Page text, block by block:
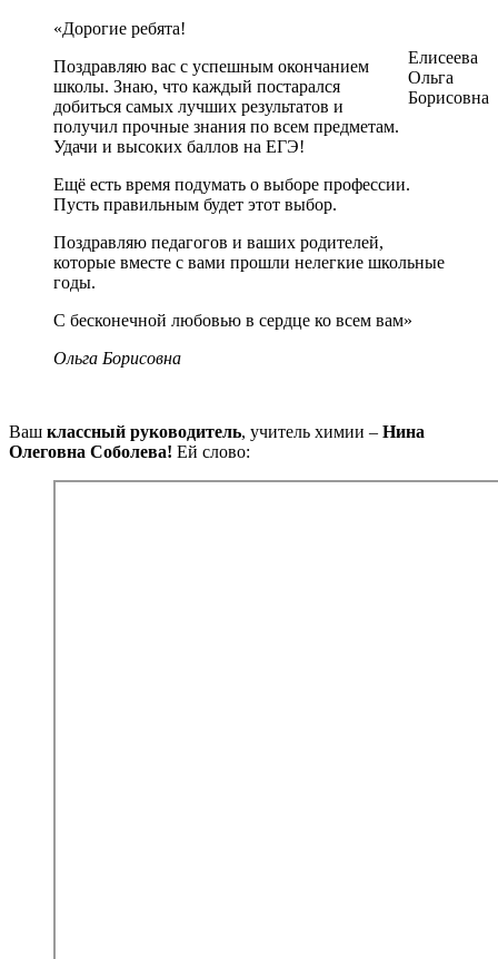
Елисеева
Ольга
Борисовна
«Дорогие ребята!
Поздравляю вас с успешным окончанием
школы. Знаю, что каждый постарался
добиться самых лучших результатов и
получил прочные знания по всем предметам.
Удачи и высоких баллов на ЕГЭ!
Ещё есть время подумать о выборе профессии.
Пусть правильным будет этот выбор.
Поздравляю педагогов и ваших родителей,
которые вместе с вами прошли нелегкие школьные
годы.
С бесконечной любовью в сердце ко всем вам»
Ольга Борисовна
Ваш классный руководитель, учитель химии – Нина
Олеговна Соболева! Ей слово: